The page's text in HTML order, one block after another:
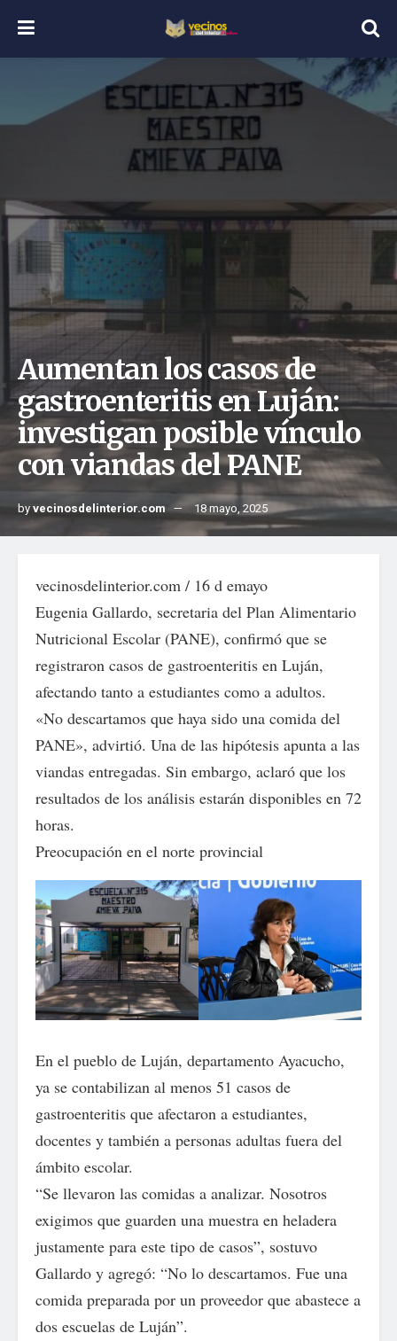
Aumentan los casos de
gastroenteritis en Luján:
investigan posible vínculo
con viandas del PANE
byvecinosdelinterior.com 18 mayo, 2025
vecinosdelinterior.com / 16 d emayo
Eugenia Gallardo, secretaria del Plan Alimentario
Nutricional Escolar (PANE), confirmó que se
registraron casos de gastroenteritis en Luján,
afectando tanto a estudiantes como a adultos.
«No descartamos que haya sido una comida del
PANE», advirtió. Una de las hipótesis apunta a las
viandas entregadas. Sin embargo, aclaró que los
resultados de los análisis estarán disponibles en 72
horas.
Preocupación en el norte provincial
En el pueblo de Luján, departamento Ayacucho,
ya se contabilizan al menos 51 casos de
gastroenteritis que afectaron a estudiantes,
docentes y también a personas adultas fuera del
ámbito escolar.
“Se llevaron las comidas a analizar. Nosotros
exigimos que guarden una muestra en heladera
justamente para este tipo de casos”, sostuvo
Gallardo y agregó: “No lo descartamos. Fue una
comida preparada por un proveedor que abastece a
dos escuelas de Luján”.